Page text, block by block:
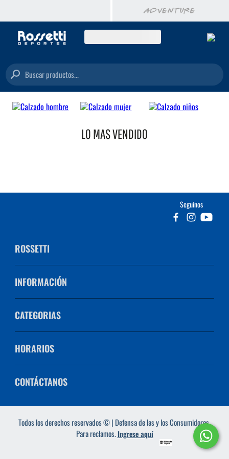
Buscar productos...
LO MAS VENDIDO
Seguinos
ROSSETTI
INFORMACIÓN
CATEGORIAS
HORARIOS
CONTÁCTANOS
Todos los derechos reservados © | Defensa de las y los Consumidores.
Para reclamos.Ingrese aquí